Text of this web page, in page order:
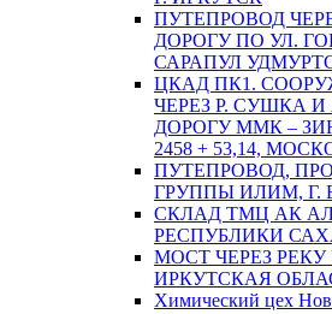
ПУТЕПРОВОД
ДОРОГУ ПО УЛ.
САРАПУЛ
ЦКАД ПК1.
ЧЕРЕЗ Р. СУШКА
ДОРОГУ ММК –
2458 + 53,14,
ПУТЕПРОВОД,
ГРУППЫ ИЛИМ, Г.
СКЛАД ТМЦ АК
РЕСПУБЛИКИ
МОСТ ЧЕРЕЗ РЕКУ
ИРКУТСКАЯ
Химический цех